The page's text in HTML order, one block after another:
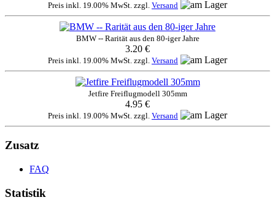
Preis inkl. 19.00% MwSt. zzgl. Versand
BMW -- Rarität aus den 80-iger Jahre
3.20 €
Preis inkl. 19.00% MwSt. zzgl. Versand
Jetfire Freiflugmodell 305mm
4.95 €
Preis inkl. 19.00% MwSt. zzgl. Versand
Zusatz
FAQ
Statistik